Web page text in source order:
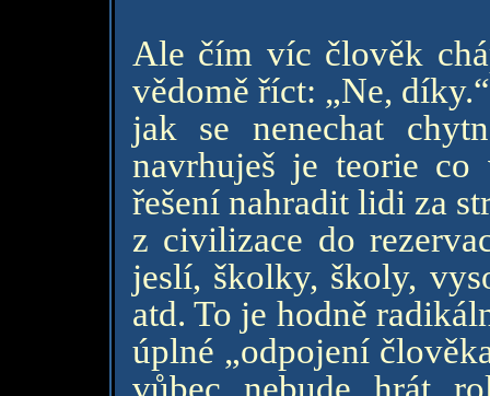
Ale čím víc člověk
vědomě říct: „Ne,
jak se nenechat
navrhuješ je teorie
řešení nahradit lidi za
z civilizace do
jeslí, školky, školy,
atd. To je hodně
úplné „odpojení